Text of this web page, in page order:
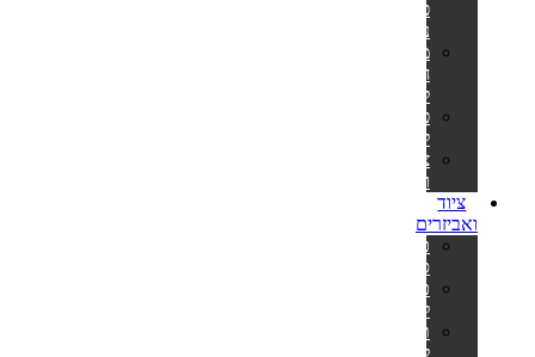
פילטר
נייר
משאבות
חול
לבריכה
פילטרים
למשאבות
צינורות
ומתאמים
ציוד
ואביזרים
כיסויים
סולאריים
כיסויים
לבריכה
תחתיות
לבריכה